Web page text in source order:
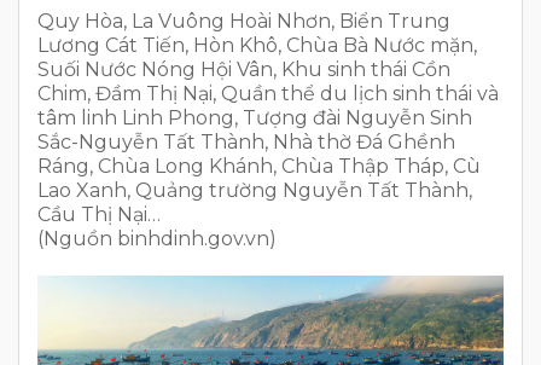
Quy Hòa, La Vuông Hoài Nhơn, Biển Trung
Lương Cát Tiến, Hòn Khô, Chùa Bà Nước mặn,
Suối Nước Nóng Hội Vân, Khu sinh thái Cồn
Chim, Đầm Thị Nại, Quần thể du lịch sinh thái và
tâm linh Linh Phong, Tượng đài Nguyễn Sinh
Sắc-Nguyễn Tất Thành, Nhà thờ Đá Ghềnh
Ráng, Chùa Long Khánh, Chùa Thập Tháp, Cù
Lao Xanh, Quảng trường Nguyễn Tất Thành,
Cầu Thị Nại…
(Nguồn binhdinh.gov.vn)